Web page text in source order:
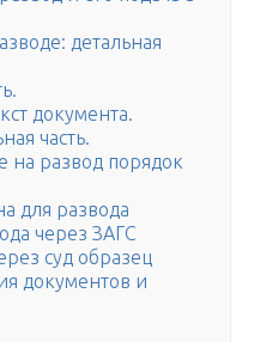
детальная
документа.
часть.
на развод порядок
для развода
через ЗАГС
суд образец
документов и